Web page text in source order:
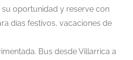
oportunidad y reserve con
días festivos, vacaciones de
Bus desde Villarrica a